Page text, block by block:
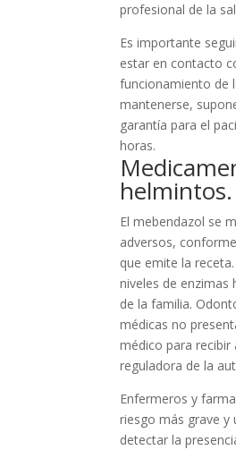
profesional de la
Es importante
estar en contacto
funcionamiento de
mantenerse,
garantía para el
horas.
helmintos.
El mebendazol se
adversos,
que emite la
niveles de
de la familia.
médicas no
médico para
reguladora de la
Enfermeros y
riesgo más grave y
detectar la